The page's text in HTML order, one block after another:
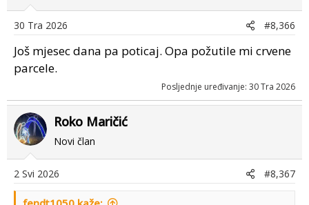
30 Tra 2026 #8,366
Još mjesec dana pa poticaj. Opa požutile mi crvene
parcele.
Posljednje uređivanje: 30 Tra 2026
Roko Maričić
Novi član
2 Svi 2026 #8,367